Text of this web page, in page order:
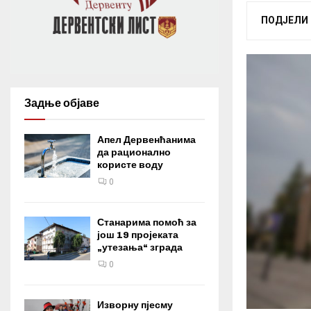
ПОДЈЕЛИ
Задње објаве
Апел Дервенћанима
да рационално
користе воду
0
Станарима помоћ за
још 19 пројеката
„утезања“ зграда
0
Изворну пјесму